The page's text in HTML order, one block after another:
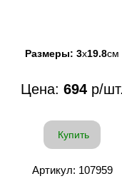
Размеры: 3x19.8см
Цена: 694р/шт.
Купить
Артикул: 107959